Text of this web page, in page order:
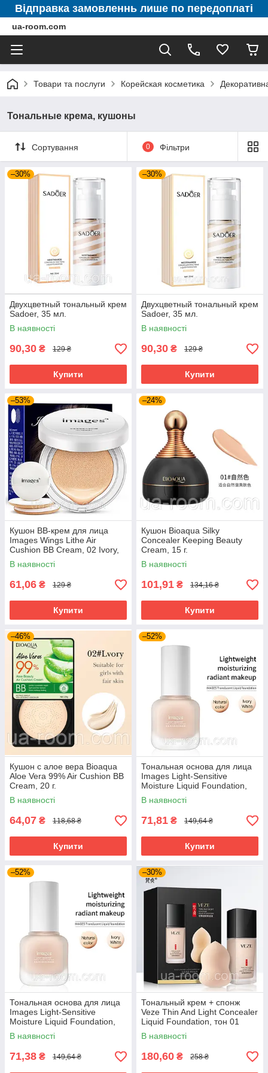
Відправка замовленнь лише по передоплаті
ua-room.com
Товари та послуги Корейская косметика
Тональные крема, кушоны
Сортування 0 Фільтри
–30%
Двухцветный тональный крем
Sadoer, 35 мл.
В наявності
90,30 ₴ 129 ₴
Купити
–30%
Двухцветный тональный крем
Sadoer, 35 мл.
В наявності
90,30 ₴ 129 ₴
Купити
–53%
Кушон BB-крем для лица
Images Wings Lithe Air
Cushion BB Cream, 02 Ivory,
15 г.
В наявності
61,06 ₴ 129 ₴
Купити
–24%
Кушон Bioaqua Silky
Concealer Keeping Beauty
Cream, 15 г.
В наявності
101,91 ₴ 134,16 ₴
Купити
–46%
Кушон с алое вера Bioaqua
Aloe Vera 99% Air Cushion BB
Cream, 20 г.
В наявності
64,07 ₴ 118,68 ₴
Купити
–52%
Тональная основа для лица
Images Light-Sensitive
Moisture Liquid Foundation,
01 Natural Color, 30 мл.
В наявності
71,81 ₴ 149,64 ₴
Купити
–52%
Тональная основа для лица
Images Light-Sensitive
Moisture Liquid Foundation,
02 Ivory, 30 мл.
В наявності
71,38 ₴ 149,64 ₴
–30%
Тональный крем + спонж
Veze Thin And Light Concealer
Liquid Foundation, тон 01
натуральный, 30мл.
В наявності
180,60 ₴ 258 ₴